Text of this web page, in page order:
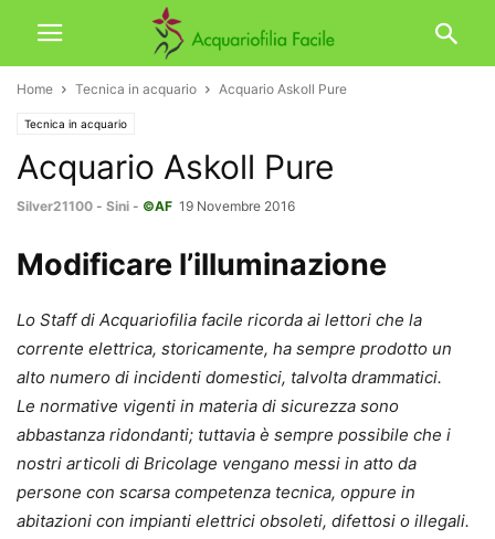
Home Tecnica in acquario Acquario Askoll Pure
Tecnica in acquario
Acquario Askoll Pure
Silver21100 - Sini - ©AF 19 Novembre 2016
Modificare l’illuminazione
Lo Staff di Acquariofilia facile ricorda ai lettori che la
corrente elettrica, storicamente, ha sempre prodotto un
alto numero di incidenti domestici, talvolta drammatici.
Le normative vigenti in materia di sicurezza sono
abbastanza ridondanti; tuttavia è sempre possibile che i
nostri articoli di Bricolage vengano messi in atto da
persone con scarsa competenza tecnica, oppure in
abitazioni con impianti elettrici obsoleti, difettosi o illegali.